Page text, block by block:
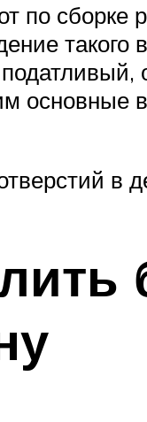
по сборке
основные
в